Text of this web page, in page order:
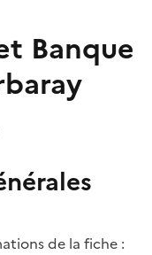
Banque
de la fiche :